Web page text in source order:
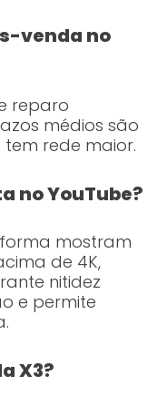
venda no
reparo
médios são
tem rede maior.
no YouTube?
mostram
de 4K,
nitidez
e permite
X3?